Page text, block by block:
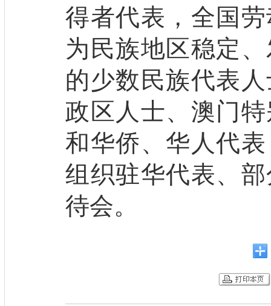
得者代表，全国
为民族地区稳定
的少数民族代表
政区人士、澳门
和华侨、华人代
组织驻华代表、
待会。